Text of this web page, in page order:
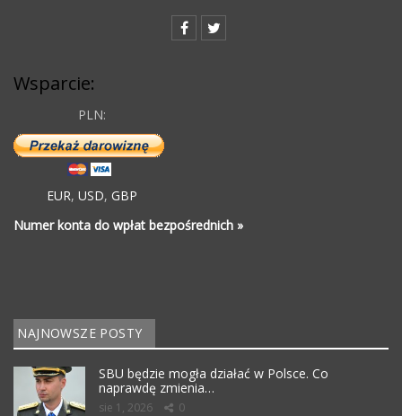
Wsparcie:
PLN:
EUR, USD, GBP
Numer konta do wpłat bezpośrednich »
NAJNOWSZE POSTY
SBU będzie mogła działać w Polsce. Co
naprawdę zmienia…
sie 1, 2026 0